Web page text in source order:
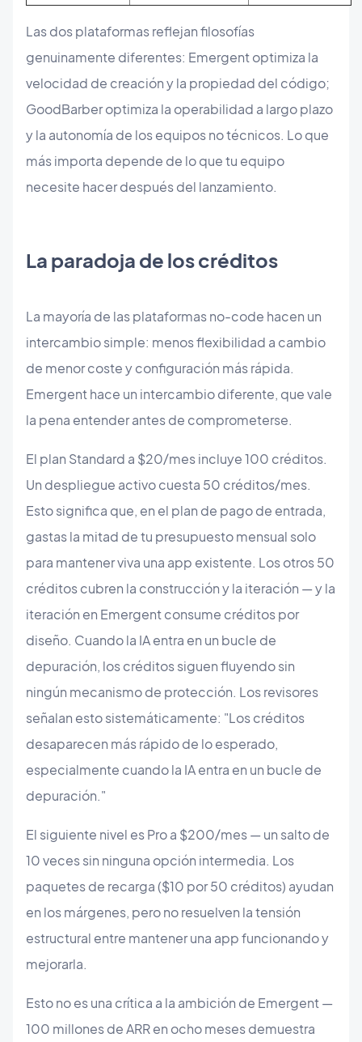
Las dos plataformas reflejan filosofías
genuinamente diferentes: Emergent optimiza la
velocidad de creación y la propiedad del código;
GoodBarber optimiza la operabilidad a largo plazo
y la autonomía de los equipos no técnicos. Lo que
más importa depende de lo que tu equipo
necesite hacer después del lanzamiento.
La paradoja de los créditos
La mayoría de las plataformas no-code hacen un
intercambio simple: menos flexibilidad a cambio
de menor coste y configuración más rápida.
Emergent hace un intercambio diferente, que vale
la pena entender antes de comprometerse.
El plan Standard a $20/mes incluye 100 créditos.
Un despliegue activo cuesta 50 créditos/mes.
Esto significa que, en el plan de pago de entrada,
gastas la mitad de tu presupuesto mensual solo
para mantener viva una app existente. Los otros 50
créditos cubren la construcción y la iteración — y la
iteración en Emergent consume créditos por
diseño. Cuando la IA entra en un bucle de
depuración, los créditos siguen fluyendo sin
ningún mecanismo de protección. Los revisores
señalan esto sistemáticamente: "Los créditos
desaparecen más rápido de lo esperado,
especialmente cuando la IA entra en un bucle de
depuración."
El siguiente nivel es Pro a $200/mes — un salto de
10 veces sin ninguna opción intermedia. Los
paquetes de recarga ($10 por 50 créditos) ayudan
en los márgenes, pero no resuelven la tensión
estructural entre mantener una app funcionando y
mejorarla.
Esto no es una crítica a la ambición de Emergent —
100 millones de ARR en ocho meses demuestra